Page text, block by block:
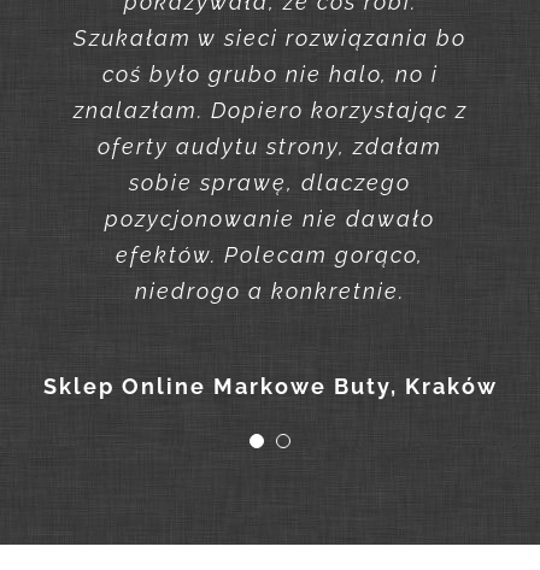
Szukałam w sieci rozwiązania bo
coś było grubo nie halo, no i
znalazłam. Dopiero korzystając z
oferty audytu strony, zdałam
sobie sprawę, dlaczego
pozycjonowanie nie dawało
efektów. Polecam gorąco,
niedrogo a konkretnie.
Sklep Online Markowe Buty, Kraków
Przezornie zleciłem jednak audyt
mojego bloga. Bum, masa
błędów. Wtedy zleciłem również
tej firmie aktualizację strony. Nie
mogłem przecież myśleć o
pozycjonowaniu takiej strony…
Firmę oczywiście polecam –
profesjonaliści! 🙂
Blog modowy, Warszawa